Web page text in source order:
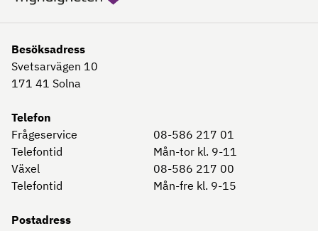
Besöksadress
Svetsarvägen 10
171 41 Solna
Telefon
Frågeservice
08-586 217 01
Telefontid
Mån-tor kl. 9-11
Växel
08-586 217 00
Telefontid
Mån-fre kl. 9-15
Postadress